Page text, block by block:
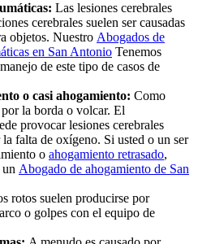
Las lesiones cerebrales
cerebrales suelen ser causadas
objetos. Nuestro Abogados de
en San Antonio Tenemos
de este tipo de casos de
o casi ahogamiento: Como
la borda o volcar. El
provocar lesiones cerebrales
la falta de oxígeno. Si usted o un ser
o ahogamiento retrasado,
Abogado de ahogamiento de San
rotos suelen producirse por
o golpes con el equipo de